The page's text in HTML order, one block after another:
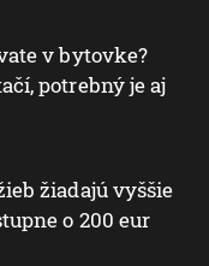
v bytovke?
potrebný je aj
žiadajú vyššie
o 200 eur